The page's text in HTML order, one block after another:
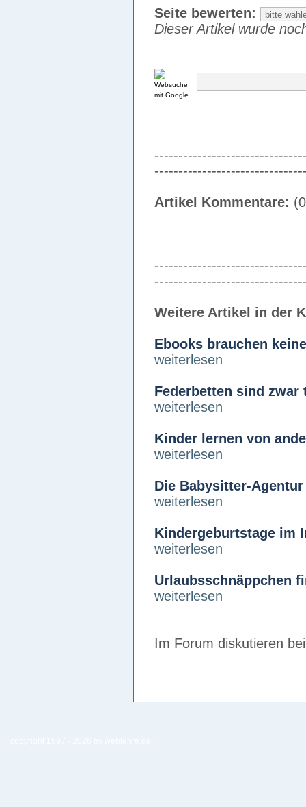
Seite bewerten:
Dieser Artikel wurde
Artikel Kommentare:
Weitere Artikel in der
Ebooks brauchen
weiterlesen
Federbetten sind
weiterlesen
Kinder lernen von
weiterlesen
Die Babysitter-
weiterlesen
Kindergeburtstage im
weiterlesen
Urlaubsschnäppchen
weiterlesen
Im Forum diskutieren